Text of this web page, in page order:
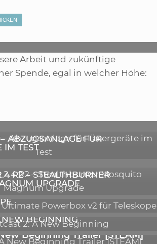
Arbeit und zukünftige
Spende, egal in welcher Höhe:
ABZUGSANLAGE FÜR
IM TEST
SCHRITTE ZUR
MARKENBILDUNG IN DER
R2 – STEALTHBURNER
UPGRADE
ULTIMATE POWERBOX V2
NEW BEGINNING
Beginning Trailer [STEAM]